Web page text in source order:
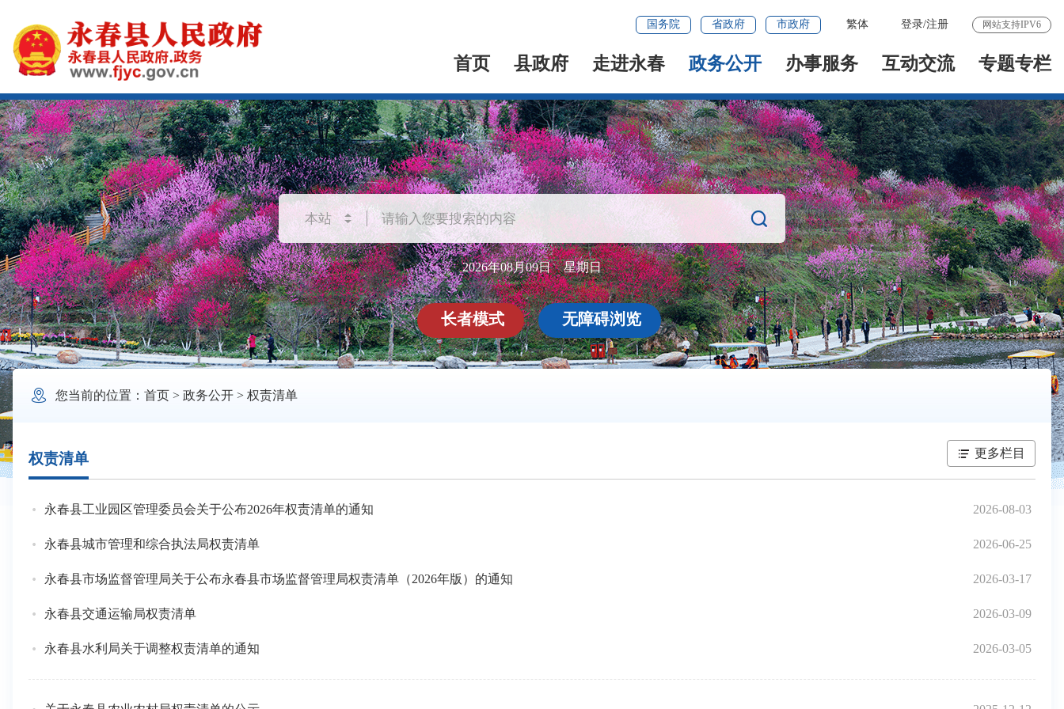
国务院 省政府 市政府 繁体 登录/注册 网站支持IPV6
首页 县政府 走进永春 政务公开 办事服务 互动交流 专题专栏

2026年08月09日 星期日
长者模式 无障碍浏览
 您当前的位置： 首页> 政务公开> 权责清单
权责清单 更多栏目
2026-08-03
永春县工业园区管理委员会关于公布2026年权责清单的通知
2026-06-25
永春县城市管理和综合执法局权责清单
2026-03-17
永春县市场监督管理局关于公布永春县市场监督管理局权责清单（2026年版）的通知
2026-03-09
永春县交通运输局权责清单
2026-03-05
永春县水利局关于调整权责清单的通知